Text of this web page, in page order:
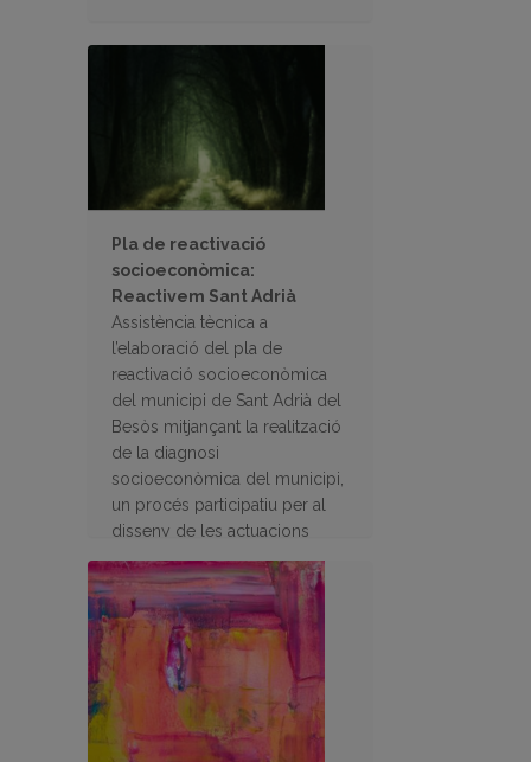
Pla de reactivació
socioeconòmica:
Reactivem Sant Adrià
Assistència tècnica a
l’elaboració del pla de
reactivació socioeconòmica
del municipi de Sant Adrià del
Besòs mitjançant la realització
de la diagnosi
socioeconòmica del municipi,
un procés participatiu per al
disseny de les actuacions
encaminades a la reactivació
econòmica